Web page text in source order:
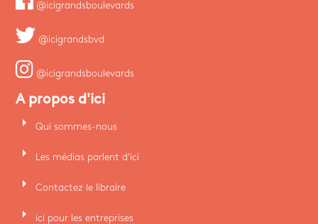
@icigrandsboulevards
@icigrandsbvd
@icigrandsboulevards
A propos d'ici
arrow_right Qui sommes-nous
arrow_right Les médias parlent d'ici
arrow_right Contactez le libraire
arrow_right ici pour les entreprises